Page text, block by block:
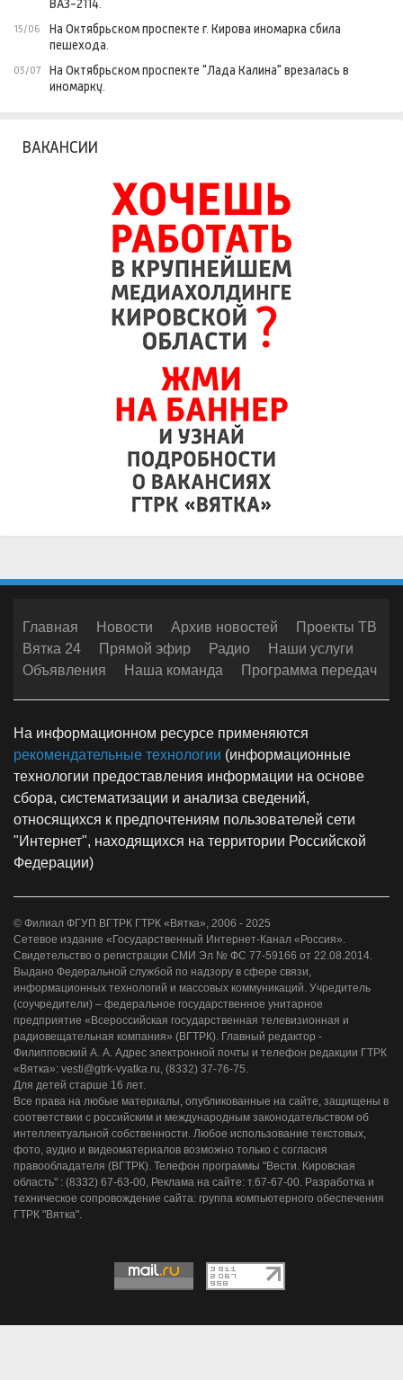
ВАЗ-2114.
15/06
На Октябрьском проспекте г. Кирова иномарка сбила
пешехода.
03/07
На Октябрьском проспекте "Лада Калина" врезалась в
иномарку.
ВАКАНСИИ
Главная Новости Архив новостей
Проекты ТВ
Вятка 24
Прямой эфир Радио
Наши услуги
Объявления
Наша команда Программа передач
На информационном ресурсе применяются
рекомендательные технологии (информационные
технологии предоставления информации на основе
сбора, систематизации и анализа сведений,
относящихся к предпочтениям пользователей сети
"Интернет", находящихся на территории Российской
Федерации)
© Филиал ФГУП ВГТРК ГТРК «Вятка», 2006 - 2025
Сетевое издание «Государственный Интернет-Канал «Россия».
Свидетельство о регистрации СМИ Эл № ФС 77-59166 от 22.08.2014.
Выдано Федеральной службой по надзору в сфере связи,
информационных технологий и массовых коммуникаций. Учредитель
(соучредители) – федеральное государственное унитарное
предприятие «Всероссийская государственная телевизионная и
радиовещательная компания» (ВГТРК). Главный редактор -
Филипповский А. А. Адрес электронной почты и телефон редакции ГТРК
«Вятка»: vesti@gtrk-vyatka.ru, (8332) 37-76-75.
Для детей старше 16 лет.
Все права на любые материалы, опубликованные на сайте, защищены в
соответствии с российским и международным законодательством об
интеллектуальной собственности. Любое использование текстовых,
фото, аудио и видеоматериалов возможно только с согласия
правообладателя (ВГТРК). Телефон программы "Вести. Кировская
область" : (8332) 67-63-00, Реклама на сайте: т.67-67-00. Разработка и
техническое сопровождение сайта: группа компьютерного обеспечения
ГТРК "Вятка".